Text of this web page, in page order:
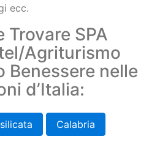
ecc.
Trovare SPA
Agriturismo
Benessere nelle
d’Italia:
Calabria